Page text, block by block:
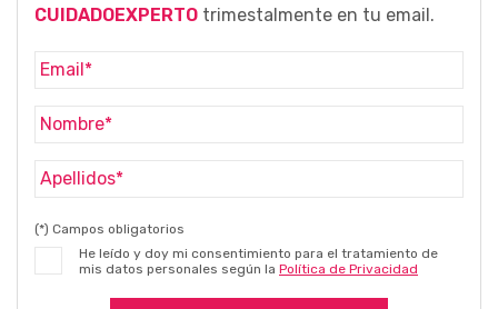
CUIDADOEXPERTO trimestalmente en tu email.
(*) Campos obligatorios
He leído y doy mi consentimiento para el tratamiento de
mis datos personales según la Política de Privacidad